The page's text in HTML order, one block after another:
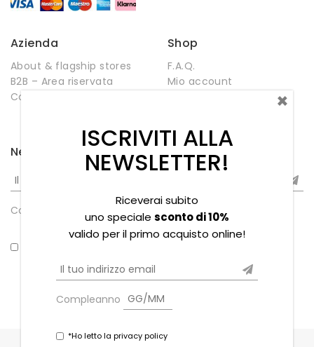
Azienda
About & flagship stores
B2B – Area riservata
Contatti
Shop
F.A.Q.
Mio account
Newsletter
Compleanno
ISCRIVITI ALLA
NEWSLETTER!
Riceverai subito
uno speciale sconto di 10%
valido per il primo acquisto online!
Compleanno
*Ho letto la privacy policy
×